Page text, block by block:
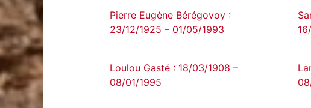
Pierre Eugène Bérégovoy :
23/12/1925 – 01/05/1993
Loulou Gasté : 18/03/1908 –
08/01/1995